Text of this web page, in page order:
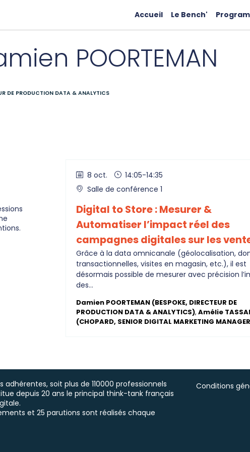
Accueil Le Bench'
POORTEMAN
DE PRODUCTION DATA & ANALYTICS
8 oct. 14:05-14:35
Salle de conférence 1
Digital to Store : Mesurer &
Automatiser l’impact réel des
campagnes digitales sur les
Grâce à la data omnicanale (géolocalisation,
transactionnelles, visites en magasin, etc.), il est
désormais possible de mesurer avec précision
des...
Damien POORTEMAN (BESPOKE, DIRECTEUR DE
PRODUCTION DATA & ANALYTICS) Amélie
(CHOPARD, SENIOR DIGITAL MARKETING MANAGER
adhérentes, soit plus de 110000 professionnels
depuis 20 ans le principal think-tank français
et 25 parutions sont réalisés chaque
Conditions